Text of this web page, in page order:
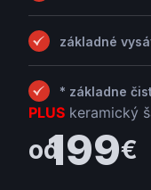
základné
* základne
PLUS keramický
od199€